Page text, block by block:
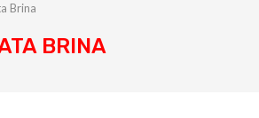
Brina
BRINA